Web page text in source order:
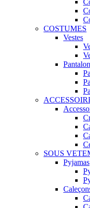
COSTUMES
Vestes
SOUS
Pyjamas